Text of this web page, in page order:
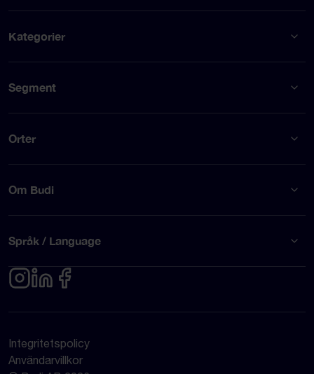
Kategorier
Segment
Orter
Om Budi
Språk / Language
Integritetspolicy
Användarvillkor